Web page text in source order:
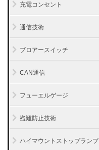
充電コンセント
通信技術
ブロアースイッチ
CAN通信
フューエルゲージ
盗難防止技術
ハイマウントストップランプ